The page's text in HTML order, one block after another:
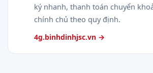
ký nhanh, thanh toán chuyển
chính chủ theo quy định.
4g.binhdinhjsc.vn →